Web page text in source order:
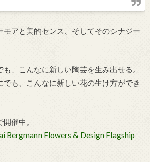
モアと美的センス、そしてそのシナジー
、こんなに新しい陶芸を生み出せる。
でも、こんなに新しい花の生け方ができ
催中。
Bergmann Flowers & Design Flagship